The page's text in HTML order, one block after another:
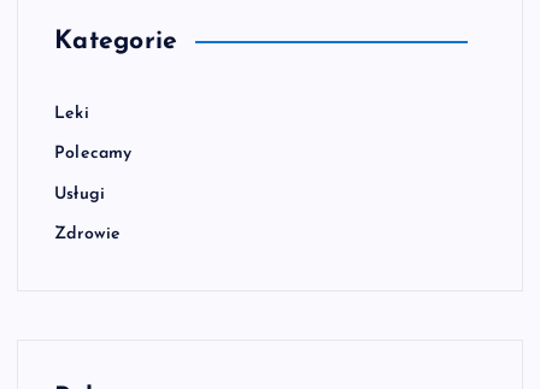
Kategorie
Leki
Polecamy
Usługi
Zdrowie